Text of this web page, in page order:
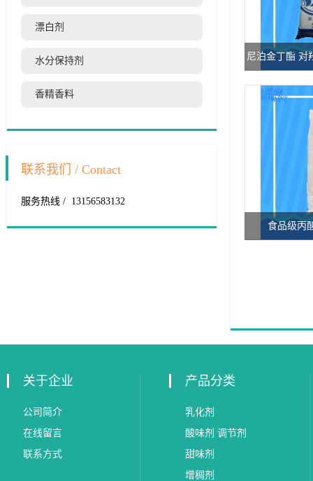
漂白剂
水分保持剂
香精香料
联系我们 / Contact
服务热线 / 13156583132
尼泊金丁酯 对
食品级丙
关于企业
公司简介
在线留言
联系方式
产品分类
乳化剂
酸味剂 调节剂
甜味剂
增稠剂